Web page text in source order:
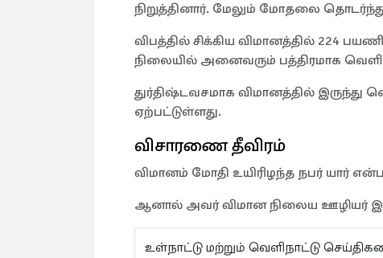
நிறுத்தினார். மேலும் மோதலை
விபத்தில் சிக்கிய விமானத்தில் 224
நிலையில் அனைவரும் பத்திரமாக
துர்திஷ்டவசமாக விமானத்தில் இருந்து
ஏற்பட்டுள்ளது.
விசாரணை தீவிரம்
விமானம் மோதி உயிரிழந்த நபர் யார்
ஆனால் அவர் விமான நிலைய ஊழியர்
உள்நாட்டு மற்றும் வெளிநாட்டு